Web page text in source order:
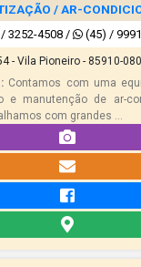
/ AR-
3252-4508 / (45) /
- Vila Pioneiro - 85910-
Contamos com uma
e manutenção de ar-
com grandes ...